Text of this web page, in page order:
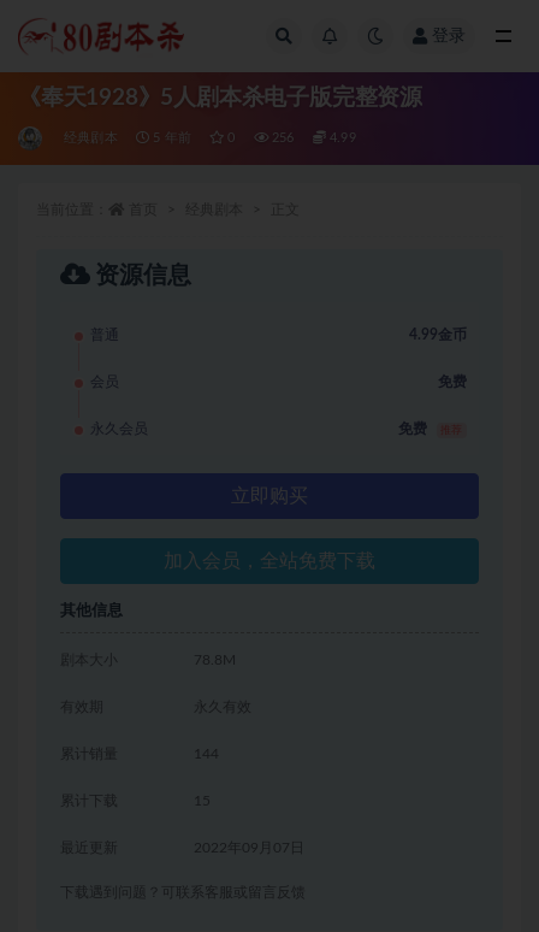
登录
《奉天1928》5人剧本杀电子版完整资源
经典剧本 5 年前 0 256 4.99
资源信息
普通 4.99金币
会员 免费
永久会员 免费
立即购买
加入会员，全站免费下载
其他信息
剧本大小 78.8M
有效期 永久有效
累计销量 144
累计下载 15
2022年09月07日
下载遇到问题？可联系客服或留言反馈